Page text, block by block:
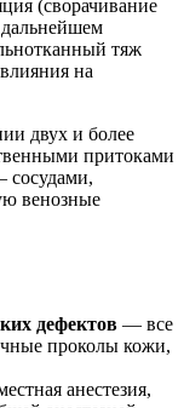
(сворачивание
дальнейшем
тяж
на
двух и более
притоками
сосудами,
венозные
дефектов — все
проколы кожи,
анестезия,